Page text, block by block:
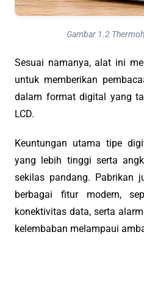
Gambar 1.2
Sesuai namanya, alat ini
untuk memberikan
dalam format digital yang
LCD.
Keuntungan utama tipe
yang lebih tinggi serta
sekilas pandang. Pabrikan
berbagai fitur modern,
konektivitas data, serta
kelembaban melampaui